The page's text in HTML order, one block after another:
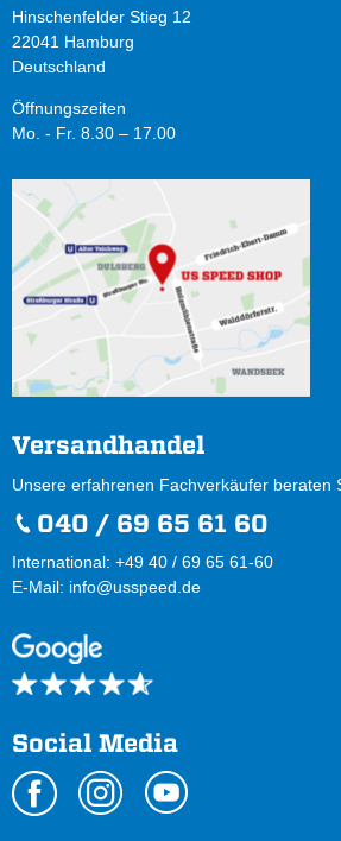
Hinschenfelder Stieg 12
22041 Hamburg
Deutschland
Öffnungszeiten
Mo. - Fr. 8.30 – 17.00
Versandhandel
Unsere erfahrenen Fachverkäufer beraten
040 / 69 65 61 60
International: +49 40 / 69 65 61-60
E-Mail: info@usspeed.de
Social Media